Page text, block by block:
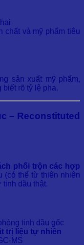
chất và mỹ phẩm tiêu
sản xuất mỹ phẩm,
rõ tỷ lệ pha.
– Reconstituted
phối trộn các hợp
(có thể từ thiên nhiên
tinh dầu thật.
tinh dầu gốc
trị liệu tự nhiên
MS